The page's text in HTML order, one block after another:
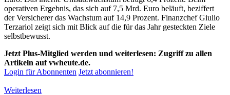
operativen Ergebnis, das sich auf 7,5 Mrd. Euro beläuft, beziffert
der Versicherer das Wachstum auf 14,9 Prozent. Finanzchef Giulio
Terzariol zeigt sich mit Blick auf die für das Jahr gesteckten Ziele
selbstbewusst.
Jetzt Plus-Mitglied werden und weiterlesen: Zugriff zu allen
Artikeln auf vwheute.de.
Login für Abonnenten Jetzt abonnieren!
Weiterlesen